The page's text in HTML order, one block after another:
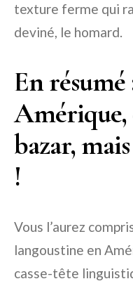
texture ferme qui
deviné, le homard.
En
Amérique,
bazar,
!
Vous l’aurez
langoustine en
casse-tête